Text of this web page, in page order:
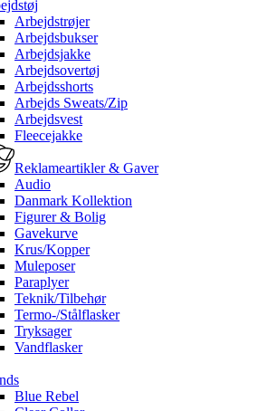
Arbejdstrøjer
Arbejdsbukser
Arbejdsjakke
Arbejdsovertøj
Arbejdsshorts
Arbejds Sweats/Zip
Arbejdsvest
Fleecejakke
Reklameartikler & Gaver
Audio
Danmark Kollektion
Figurer & Bolig
Gavekurve
Krus/Kopper
Muleposer
Paraplyer
Teknik/Tilbehør
Termo-/Stålflasker
Tryksager
Vandflasker
Blue Rebel